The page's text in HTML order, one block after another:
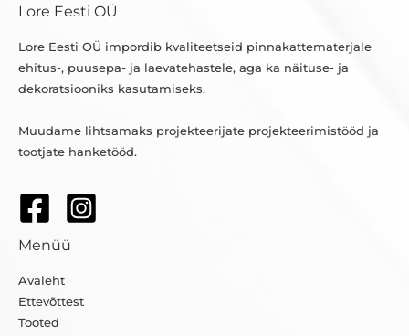
Lore Eesti OÜ
Lore Eesti OÜ impordib kvaliteetseid pinnakattematerjale
ehitus-, puusepa- ja laevatehastele, aga ka näituse- ja
dekoratsiooniks kasutamiseks.
Muudame lihtsamaks projekteerijate projekteerimistööd ja
tootjate hanketööd.
Menüü
Avaleht
Ettevõttest
Tooted